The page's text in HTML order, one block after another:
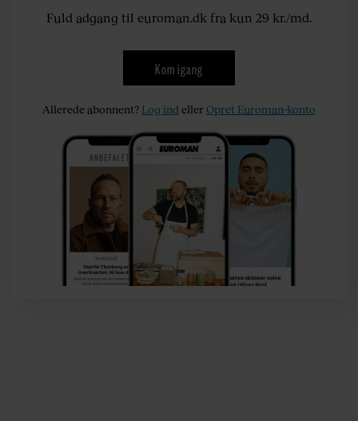
Fuld adgang til euroman.dk fra kun 29 kr./md.
Kom igang
Allerede abonnent? Log ind ellerOpret Euroman-konto